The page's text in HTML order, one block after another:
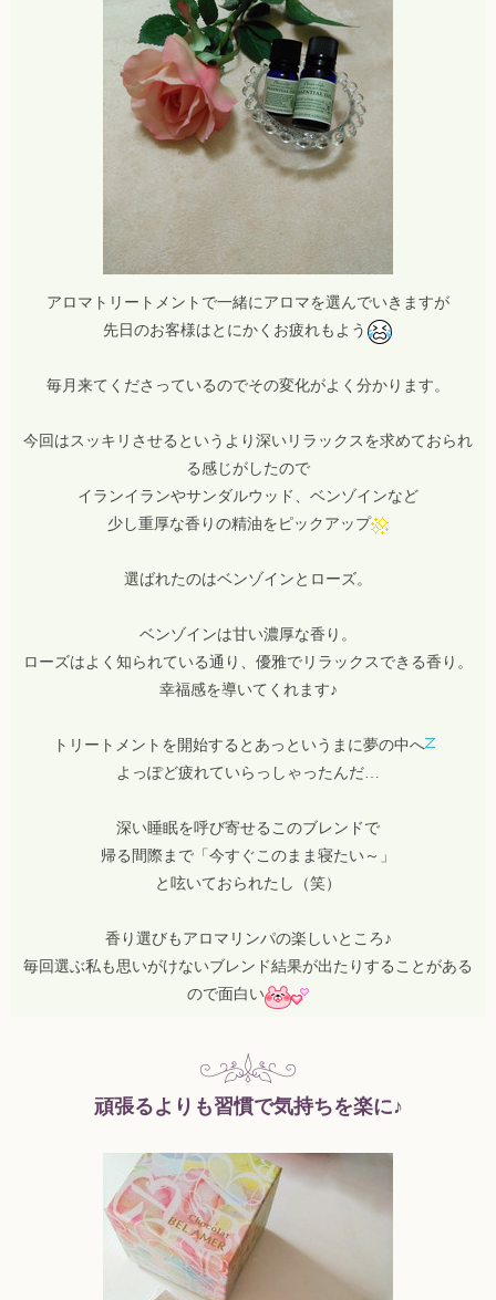
アロマトリートメントで一緒にアロマを選んでいきますが
先日のお客様はとにかくお疲れもよう
毎月来てくださっているのでその変化がよく分かります。
今回はスッキリさせるというより深いリラックスを求めておられ
る感じがしたので
イランイランやサンダルウッド、ベンゾインなど
少し重厚な香りの精油をピックアップ
選ばれたのはベンゾインとローズ。
ベンゾインは甘い濃厚な香り。
ローズはよく知られている通り、優雅でリラックスできる香り。
幸福感を導いてくれます♪
トリートメントを開始するとあっというまに夢の中へ
よっぽど疲れていらっしゃったんだ…
深い睡眠を呼び寄せるこのブレンドで
帰る間際まで「今すぐこのまま寝たい～」
と呟いておられたし（笑）
香り選びもアロマリンパの楽しいところ♪
毎回選ぶ私も思いがけないブレンド結果が出たりすることがある
ので面白い
頑張るよりも習慣で気持ちを楽に♪